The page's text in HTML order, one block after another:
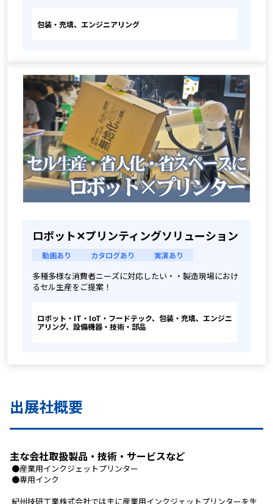
包装・充填、エンジニアリング
ロボット✕プリンティングソリューション
動画あり カタログあり 実演あり
多種多様な消費者ニーズに対応したい・・製造現場におけ
るセル生産をご提案！
ロボット・IT・IoT・フードテック、包装・充填、エンジニ
アリング、設備機器・技術・部品
出展社概要
主な会社取扱製品・技術・サービスなど
●産業用インクジェットプリンター
●専用インク